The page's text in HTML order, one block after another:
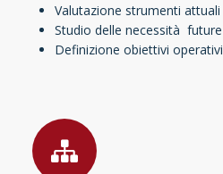
Valutazione strumenti attuali
Studio delle necessità future
Definizione obiettivi operativi